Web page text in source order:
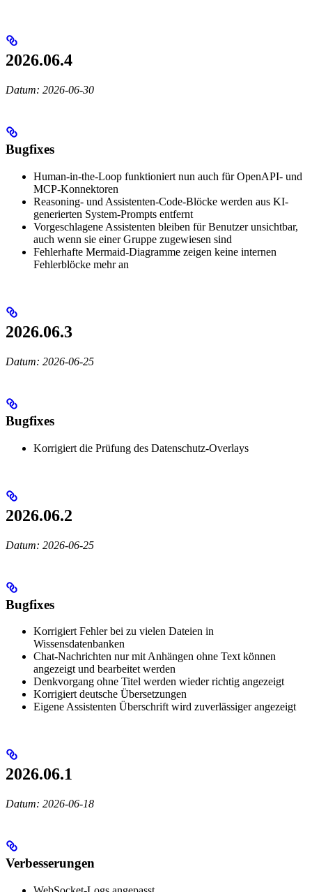
2026.06.4
Datum: 2026-06-30
Bugfixes
Human-in-the-Loop funktioniert nun auch für OpenAPI- und
MCP-Konnektoren
Reasoning- und Assistenten-Code-Blöcke werden aus KI-
generierten System-Prompts entfernt
Vorgeschlagene Assistenten bleiben für Benutzer unsichtbar,
auch wenn sie einer Gruppe zugewiesen sind
Fehlerhafte Mermaid-Diagramme zeigen keine internen
Fehlerblöcke mehr an
2026.06.3
Datum: 2026-06-25
Bugfixes
Korrigiert die Prüfung des Datenschutz-Overlays
2026.06.2
Datum: 2026-06-25
Bugfixes
Korrigiert Fehler bei zu vielen Dateien in
Wissensdatenbanken
Chat-Nachrichten nur mit Anhängen ohne Text können
angezeigt und bearbeitet werden
Denkvorgang ohne Titel werden wieder richtig angezeigt
Korrigiert deutsche Übersetzungen
Eigene Assistenten Überschrift wird zuverlässiger angezeigt
2026.06.1
Datum: 2026-06-18
Verbesserungen